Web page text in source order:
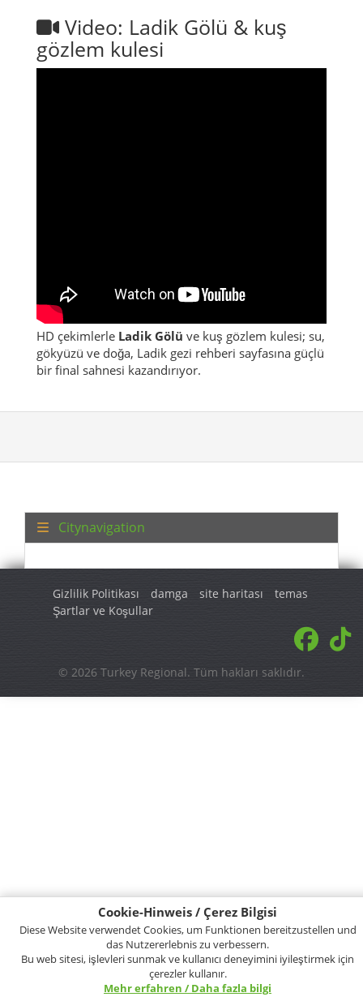
Cookie-Hinweis / Çerez Bilgisi
Diese Website verwendet Cookies, um Funktionen bereitzustellen und
das Nutzererlebnis zu verbessern.
Bu web sitesi, işlevleri sunmak ve kullanıcı deneyimini iyileştirmek için
çerezler kullanır.
Mehr erfahren / Daha fazla bilgi
Video: Ladik Gölü & kuş
gözlem kulesi
HD çekimlerle Ladik Gölü ve kuş gözlem kulesi; su,
gökyüzü ve doğa, Ladik gezi rehberi sayfasına güçlü
bir final sahnesi kazandırıyor.
Citynavigation
Gizlilik Politikası damga site haritası
temas
Şartlar ve Koşullar
© 2026 Turkey Regional. Tüm hakları saklıdır.